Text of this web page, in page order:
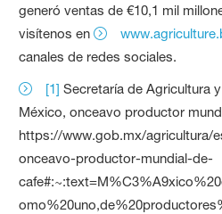
generó ventas de €10,1 mil
visítenos en
canales de redes sociales.
[1] Secretaría de Agricultura
México, onceavo productor
https://www.gob.mx/agricultura/
onceavo-productor-mundial-de-